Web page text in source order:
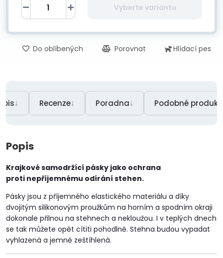
Vyberte variantu
Do oblíbených Porovnat Hlídací pes
↓ Recenze↓ Poradna↓ Podobné
Popis
Krajkové samodržící pásky jako ochrana
proti nepříjemnému odírání stehen.
Pásky jsou z příjemného elastického materiálu a díky
dvojitým silikonovým proužkům na horním a spodním okraji
dokonale přilnou na stehnech a nekloužou. I v teplých dnech
se tak můžete opět cítiti pohodlně. Stehna budou vypadat
vyhlazená a jemně zeštíhlená.